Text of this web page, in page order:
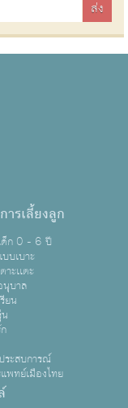
ารเลี้ยงลูก
ด็ก 0 - 6 ปี
บเบาะ
าะเเตะ
นุบาล
ยน
ะสบการณ์
พทย์เมืองไทย